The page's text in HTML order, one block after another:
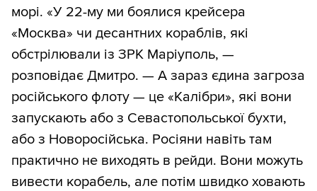
морі. «У 22-му ми боялися крейсера
«Москва» чи десантних кораблів, які
обстрілювали із ЗРК Маріуполь, —
розповідає Дмитро. — А зараз єдина загроза
російського флоту — це «Калібри», які вони
запускають або з Севастопольської бухти,
або з Новоросійська. Росіяни навіть там
практично не виходять в рейди. Вони можуть
вивести корабель, але потім швидко ховають